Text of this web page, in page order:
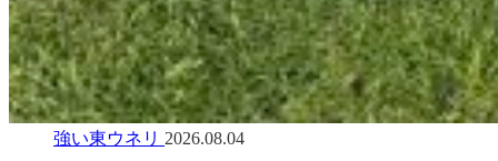
強い東ウネリ 2026.08.04